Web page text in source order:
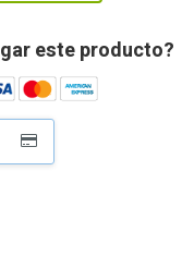
este producto?